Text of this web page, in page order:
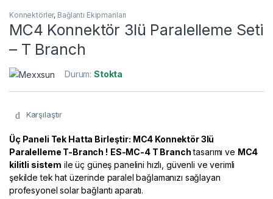
Konnektörler, Bağlantı Ekipmanları
MC4 Konnektör 3lü Paralelleme Seti
– T Branch
Durum:Stokta
Karşılaştır
Üç Paneli Tek Hatta Birleştir: MC4 Konnektör 3lü
Paralelleme T-Branch ! ES-MC-4 T Branchtasarımı ve MC4
kilitli sistem ile üç güneş panelini hızlı, güvenli ve verimli
şekilde tek hat üzerinde paralel bağlamanızı sağlayan
profesyonel solar bağlantı aparatı.